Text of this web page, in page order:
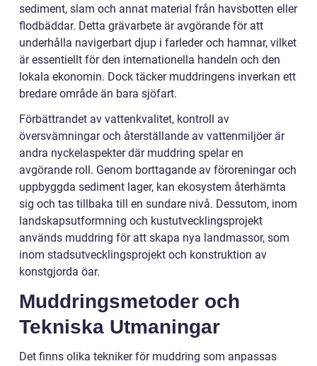
sediment, slam och annat material från havsbotten eller
flodbäddar. Detta grävarbete är avgörande för att
underhålla navigerbart djup i farleder och hamnar, vilket
är essentiellt för den internationella handeln och den
lokala ekonomin. Dock täcker muddringens inverkan ett
bredare område än bara sjöfart.
Förbättrandet av vattenkvalitet, kontroll av
översvämningar och återställande av vattenmiljöer är
andra nyckelaspekter där muddring spelar en
avgörande roll. Genom borttagande av föroreningar och
uppbyggda sediment lager, kan ekosystem återhämta
sig och tas tillbaka till en sundare nivå. Dessutom, inom
landskapsutformning och kustutvecklingsprojekt
används muddring för att skapa nya landmassor, som
inom stadsutvecklingsprojekt och konstruktion av
konstgjorda öar.
Muddringsmetoder och
Tekniska Utmaningar
Det finns olika tekniker för muddring som anpassas